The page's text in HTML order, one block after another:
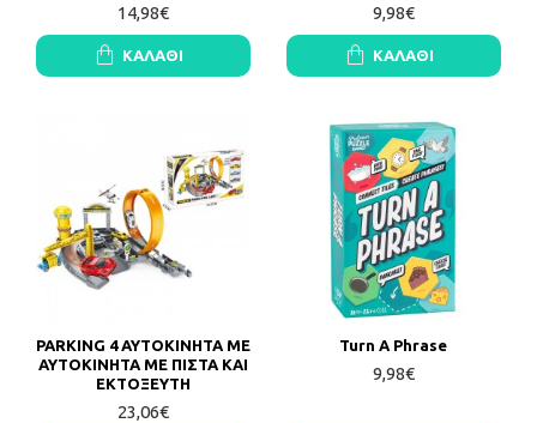
14,98€
ΚΑΛΆΘΙ
9,98€
ΚΑΛΆΘΙ
PARKING 4 ΑΥΤΟΚΙΝΗΤΑ ΜΕ
ΑΥΤΟΚΙΝΗΤΑ ΜΕ ΠΙΣΤΑ ΚΑΙ
ΕΚΤΟΞΕΥΤΗ
23,06€
Turn A Phrase
9,98€